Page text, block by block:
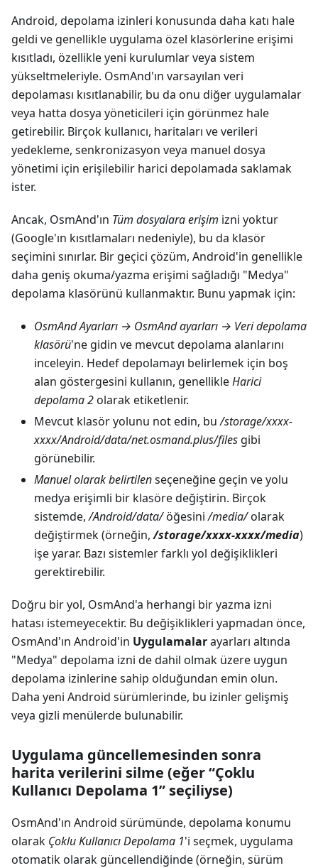
Android, depolama izinleri konusunda daha katı hale
geldi ve genellikle uygulama özel klasörlerine erişimi
kısıtladı, özellikle yeni kurulumlar veya sistem
yükseltmeleriyle. OsmAnd'ın varsayılan veri
depolaması kısıtlanabilir, bu da onu diğer uygulamalar
veya hatta dosya yöneticileri için görünmez hale
getirebilir. Birçok kullanıcı, haritaları ve verileri
yedekleme, senkronizasyon veya manuel dosya
yönetimi için erişilebilir harici depolamada saklamak
ister.
Ancak, OsmAnd'ın Tüm dosyalara erişim izni yoktur
(Google'ın kısıtlamaları nedeniyle), bu da klasör
seçimini sınırlar. Bir geçici çözüm, Android'in genellikle
daha geniş okuma/yazma erişimi sağladığı "Medya"
depolama klasörünü kullanmaktır. Bunu yapmak için:
OsmAnd Ayarları → OsmAnd ayarları → Veri depolama
klasörü'ne gidin ve mevcut depolama alanlarını
inceleyin. Hedef depolamayı belirlemek için boş
alan göstergesini kullanın, genellikleHarici
depolama 2olarak etiketlenir.
Mevcut klasör yolunu not edin, bu/storage/xxxx-
xxxx/Android/data/net.osmand.plus/files gibi
görünebilir.
Manuel olarak belirtilenseçeneğine geçin ve yolu
medya erişimli bir klasöre değiştirin. Birçok
sistemde,/Android/data/öğesini/media/olarak
değiştirmek (örneğin,/storage/xxxx-xxxx/media)
işe yarar. Bazı sistemler farklı yol değişiklikleri
gerektirebilir.
Doğru bir yol, OsmAnd'a herhangi bir yazma izni
hatası istemeyecektir. Bu değişiklikleri yapmadan önce,
OsmAnd'ın Android'in Uygulamalarayarları altında
"Medya" depolama izni de dahil olmak üzere uygun
depolama izinlerine sahip olduğundan emin olun.
Daha yeni Android sürümlerinde, bu izinler gelişmiş
veya gizli menülerde bulunabilir.
Uygulama güncellemesinden sonra
harita verilerini silme (eğer “Çoklu
Kullanıcı Depolama 1” seçiliyse)
OsmAnd'ın Android sürümünde, depolama konumu
olarak Çoklu Kullanıcı Depolama 1'i seçmek, uygulama
otomatik olarak güncellendiğinde (örneğin, sürüm